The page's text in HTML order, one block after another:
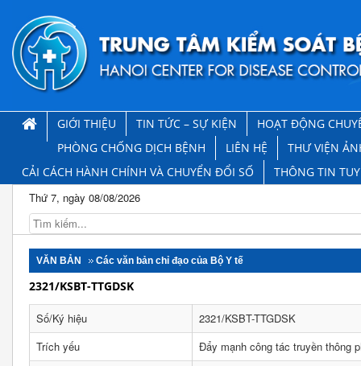
GIỚI THIỆU TIN TỨC – SỰ KIỆN
HOẠT ĐỘNG
PHÒNG CHỐNG DỊCH BỆNH
LIÊN HỆ
THƯ VIỆN
CẢI CÁCH HÀNH CHÍNH VÀ CHUYỂN ĐỔI SỐ
THÔNG TIN
Thứ 7, ngày 08/08/2026
VĂN BẢN Các văn bản chỉ đạo của Bộ Y tế
2321/KSBT-TTGDSK
Số/Ký hiệu
2321/KSBT-TTGDSK
Trích yếu
Đẩy mạnh công tác truyền thông